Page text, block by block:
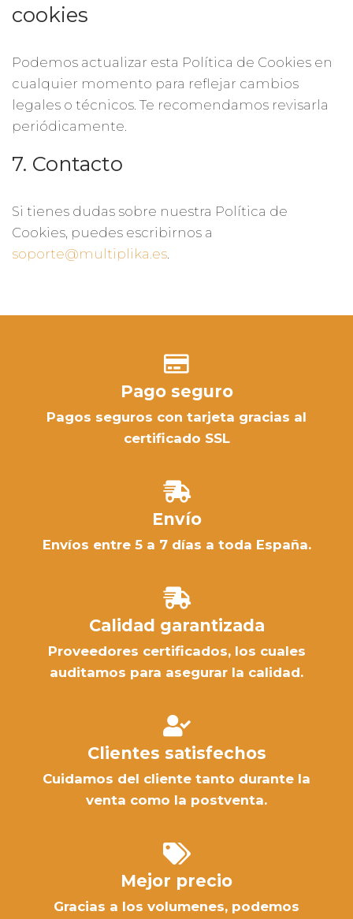
cookies
Podemos actualizar esta Política de Cookies en
cualquier momento para reflejar cambios
legales o técnicos. Te recomendamos revisarla
periódicamente.
7. Contacto
Si tienes dudas sobre nuestra Política de
Cookies, puedes escribirnos a
soporte@multiplika.es.
Pago seguro
Pagos seguros con tarjeta gracias al
certificado SSL
Envío
Envíos entre 5 a 7 días a toda España.
Calidad garantizada
Proveedores certificados, los cuales
auditamos para asegurar la calidad.
Clientes satisfechos
Cuidamos del cliente tanto durante la
venta como la postventa.
Mejor precio
Gracias a los volumenes, podemos